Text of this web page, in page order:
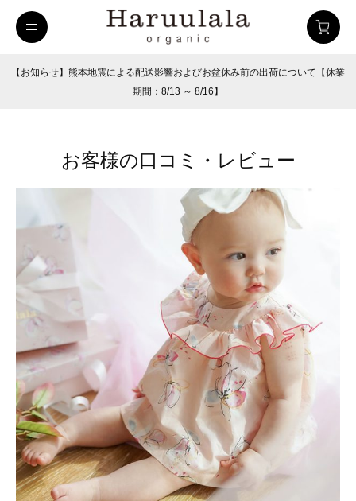
26SUMMER
【お知らせ】熊本地震による配送影響およびお盆休み前の出荷について【休業
期間：8/13 ～ 8/16】
お客様の口コミ・レビュー